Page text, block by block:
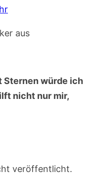
aus
Sternen würde ich
nicht nur mir,
veröffentlicht.